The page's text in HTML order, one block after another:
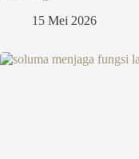
15 Mei 2026